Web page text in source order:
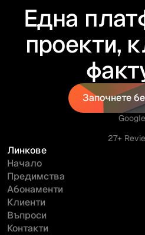
Една
проекти,
Започнете
Започнете
Google
27+
Линкове
Начало
Предимства
Абонаменти
Клиенти
Въпроси
Контакти